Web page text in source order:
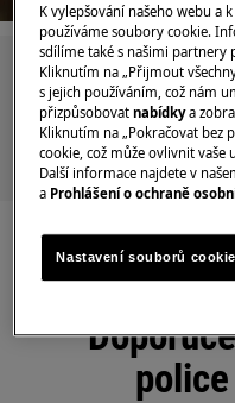
Hledejte v
K vylepšování našeho webu a
používáme soubory cookie.
sdílíme také s našimi partnery
Kliknutím na „Přijmout
s jejich používáním, což nám
přizpůsobovatnabídkya
Kliknutím na „Pokračovat bez
cookie, což může ovlivnit vaše
Další informace najdete v
a Prohlášení o ochraně
Nastavení souborů cookie